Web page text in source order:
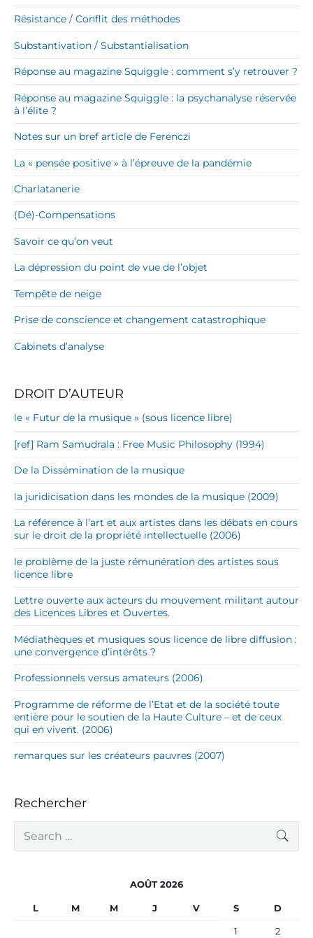
Résistance / Conflit des méthodes
Substantivation / Substantialisation
Réponse au magazine Squiggle : comment s’y retrouver ?
Réponse au magazine Squiggle : la psychanalyse réservée
à l’élite ?
Notes sur un bref article de Ferenczi
La « pensée positive » à l’épreuve de la pandémie
Charlatanerie
(Dé)-Compensations
Savoir ce qu’on veut
La dépression du point de vue de l’objet
Tempête de neige
Prise de conscience et changement catastrophique
Cabinets d’analyse
DROIT D’AUTEUR
le « Futur de la musique » (sous licence libre)
[ref] Ram Samudrala : Free Music Philosophy (1994)
De la Dissémination de la musique
la juridicisation dans les mondes de la musique (2009)
La référence à l’art et aux artistes dans les débats en cours
sur le droit de la propriété intellectuelle (2006)
le problème de la juste rémunération des artistes sous
licence libre
Lettre ouverte aux acteurs du mouvement militant autour
des Licences Libres et Ouvertes.
Médiathèques et musiques sous licence de libre diffusion :
une convergence d’intérêts ?
Professionnels versus amateurs (2006)
Programme de réforme de l’Etat et de la société toute
entière pour le soutien de la Haute Culture – et de ceux
qui en vivent. (2006)
remarques sur les créateurs pauvres (2007)
Rechercher
a
AOÛT 2026
L M M J V S D
1 2